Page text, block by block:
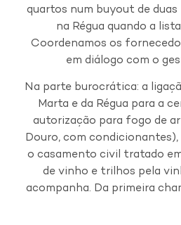
quartos num buyout de
na Régua quando a
Coordenamos os
em diálogo com o
Na parte burocrática: a
Marta e da Régua para a
autorização para fogo de
Douro, com condicionantes),
o casamento civil tratado
de vinho e trilhos pela
acompanha. Da primeira